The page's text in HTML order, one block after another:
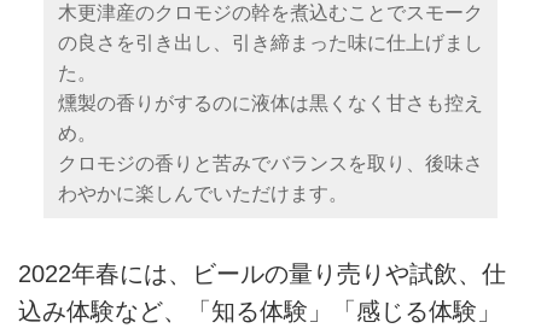
木更津産のクロモジの幹を煮込むことでスモーク
の良さを引き出し、引き締まった味に仕上げまし
た。
燻製の香りがするのに液体は黒くなく甘さも控え
め。
クロモジの香りと苦みでバランスを取り、後味さ
わやかに楽しんでいただけます。
2022年春には、ビールの量り売りや試飲、仕
込み体験など、「知る体験」「感じる体験」